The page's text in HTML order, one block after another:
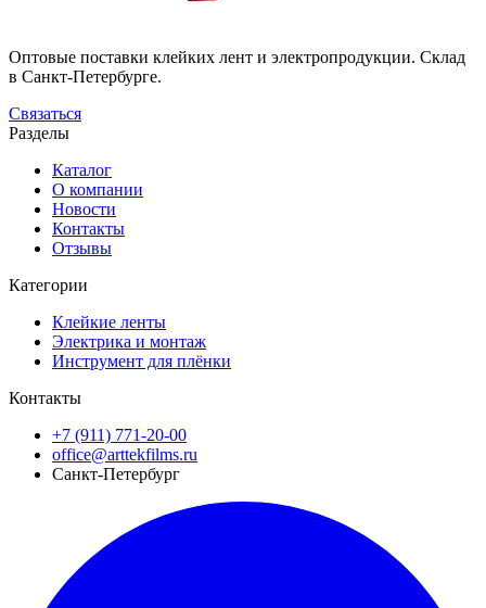
Оптовые поставки клейких лент и электропродукции. Склад
в Санкт-Петербурге.
Связаться
Разделы
Каталог
О компании
Новости
Контакты
Отзывы
Категории
Клейкие ленты
Электрика и монтаж
Инструмент для плёнки
Контакты
+7 (911) 771-20-00
office@arttekfilms.ru
Санкт-Петербург